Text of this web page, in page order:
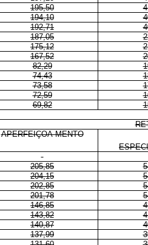
195,50
194,10
192,71
187,05
175,12
167,52
82,29
74,43
73,58
72,59
69,82
APERFEIÇOA-MENTO
205,85
204,15
202,85
201,78
146,85
143,82
140,87
137,99